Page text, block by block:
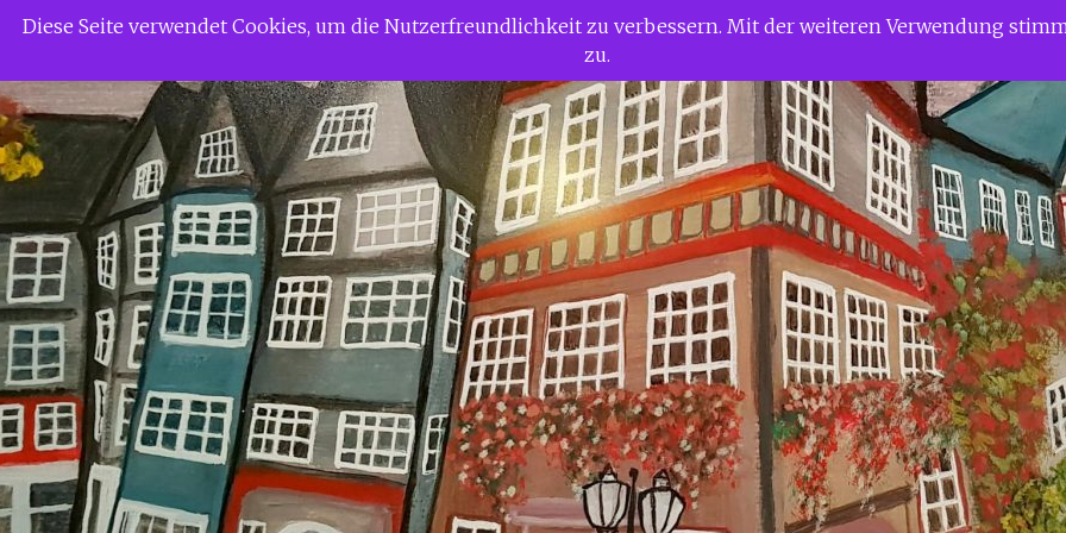
ZumSiggi Gerdaus Welt
Diese Seite verwendet Cookies, um die Nutzerfreundlichkeit zu verbessern. Mit der weiteren Verwendung
zu.